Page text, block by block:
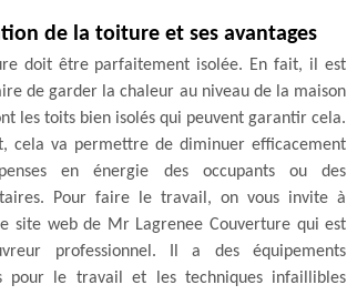
de la toiture et ses avantages
doit être parfaitement isolée. En fait, il est
de garder la chaleur au niveau de la maison
les toits bien isolés qui peuvent garantir cela.
cela va permettre de diminuer efficacement
en énergie des occupants ou des
Pour faire le travail, on vous invite à
site web de Mr Lagrenee Couverture qui est
professionnel. Il a des équipements
pour le travail et les techniques infaillibles